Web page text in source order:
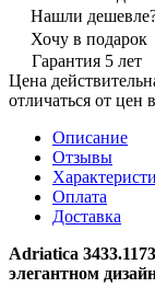
Нашли
Хочу в подарок
Гарантия 5 лет
Цена
отличаться от цен
Описание
Отзывы
Оплата
Доставка
Adriatica
элегантном